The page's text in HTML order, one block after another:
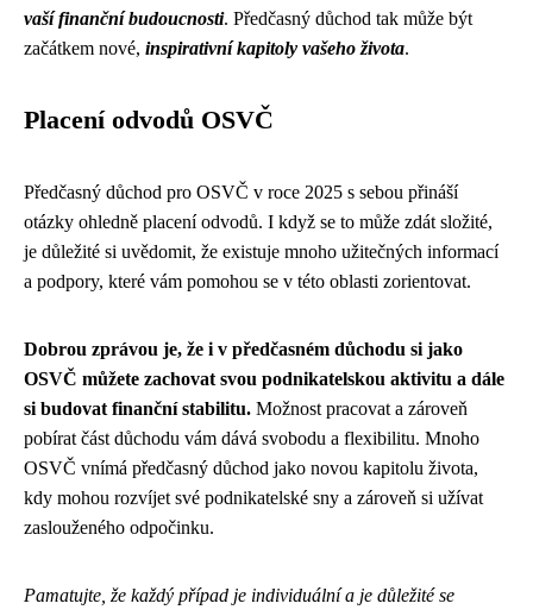
vaší finanční budoucnosti. Předčasný důchod tak může být
začátkem nové, inspirativní kapitoly vašeho života.
Placení odvodů OSVČ
Předčasný důchod pro OSVČ v roce 2025 s sebou přináší
otázky ohledně placení odvodů. I když se to může zdát složité,
je důležité si uvědomit, že existuje mnoho užitečných informací
a podpory, které vám pomohou se v této oblasti zorientovat.
Dobrou zprávou je, že i v předčasném důchodu si jako
OSVČ můžete zachovat svou podnikatelskou aktivitu a dále
si budovat finanční stabilitu. Možnost pracovat a zároveň
pobírat část důchodu vám dává svobodu a flexibilitu. Mnoho
OSVČ vnímá předčasný důchod jako novou kapitolu života,
kdy mohou rozvíjet své podnikatelské sny a zároveň si užívat
zaslouženého odpočinku.
Pamatujte, že každý případ je individuální a je důležité se